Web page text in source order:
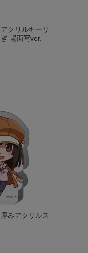
クリルキーリ
場面写ver.
みアクリルス